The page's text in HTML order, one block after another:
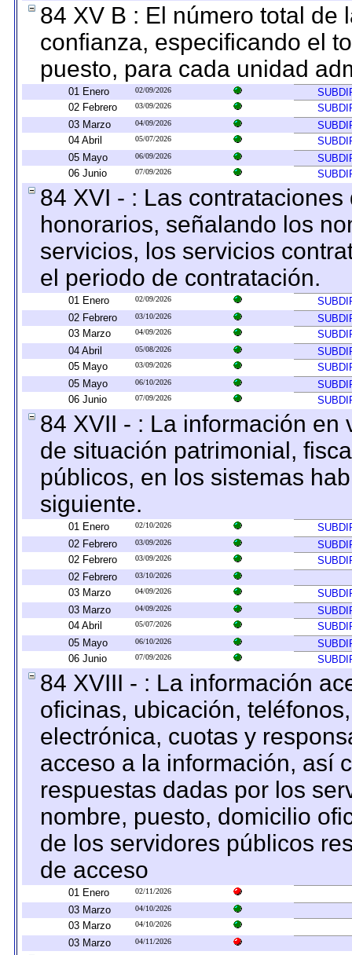
84 XV B : El número total de
confianza, especificando el
puesto, para cada unidad
01 Enero 02/09/2026
02 Febrero
03/09/2026
03 Marzo
04/09/2026
04 Abril
05/07/2026
05 Mayo
06/09/2026
06 Junio
07/09/2026
84 XVI - : Las
honorarios, señalando los
servicios, los servicios
el periodo de contratación.
01 Enero 02/09/2026
02 Febrero
03/10/2026
03 Marzo
04/09/2026
04 Abril
05/08/2026
05 Mayo
03/09/2026
05 Mayo
06/10/2026
06 Junio
07/09/2026
84 XVII - : La información
de situación patrimonial,
públicos, en los sistemas
siguiente.
01 Enero 02/10/2026
02 Febrero
03/09/2026
02 Febrero
03/09/2026
02 Febrero
03/10/2026
03 Marzo 04/09/2026
03 Marzo
04/09/2026
04 Abril
05/07/2026
05 Mayo
06/10/2026
06 Junio
07/09/2026
84 XVIII - : La información
oficinas, ubicación,
electrónica, cuotas y
acceso a la información, así
respuestas dadas por los
nombre, puesto, domicilio
de los servidores públicos
de acceso
01 Enero 02/11/2026
03 Marzo 04/10/2026
03 Marzo 04/10/2026
03 Marzo 04/11/2026